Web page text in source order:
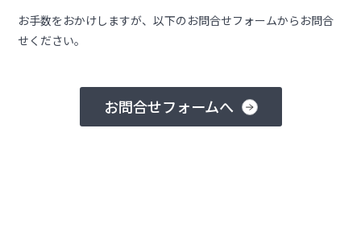
お手数をおかけしますが、以下のお問合せフォームからお問合
せください。
お問合せフォームへ